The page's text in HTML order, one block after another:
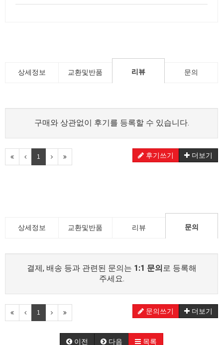
상세정보 교환및반품 리뷰 문의
구매와 상관없이 후기를 등록할 수 있습니다.
1 후기쓰기 더보기
상세정보 교환및반품 리뷰 문의
결제, 배송 등과 관련된 문의는 1:1 문의 로 등록해
주세요.
1 문의쓰기 더보기
이전 다음 목록